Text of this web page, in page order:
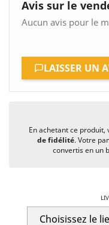
Avis sur le
Aucun avis pour le
LAISSER UN
En achetant ce
de fidélité. Votre
convertis en un